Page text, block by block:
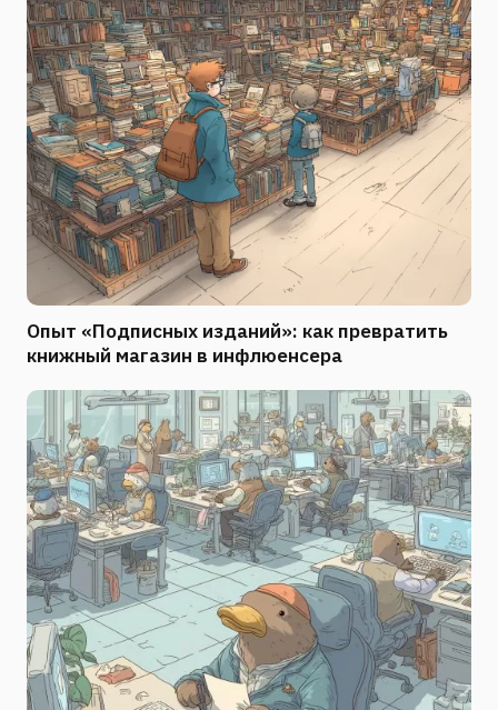
Опыт «Подписных изданий»: как превратить
книжный магазин в инфлюенсера